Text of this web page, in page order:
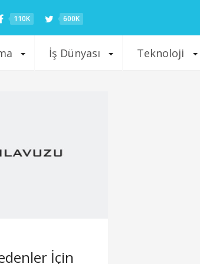
110K 600K
İş Dünyası Teknoloji
İçin